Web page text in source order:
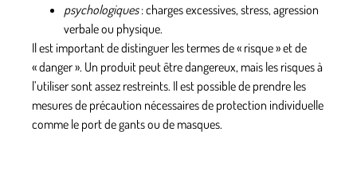
psychologiques: charges excessives, stress, agression
verbale ou physique.
Il est important de distinguer les termes de « risque » et de
« danger ». Un produit peut être dangereux, mais les risques à
l’utiliser sont assez restreints. Il est possible de prendre les
mesures de précaution nécessaires de protection individuelle
comme le port de gants ou de masques.